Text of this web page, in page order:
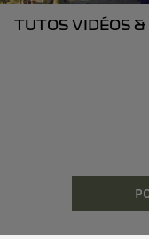
TUTOS VIDÉOS &